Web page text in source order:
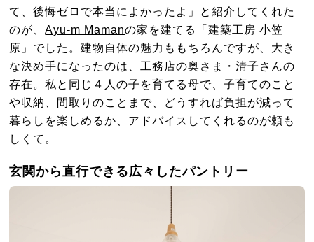
て、後悔ゼロで本当によかったよ」と紹介してくれた
のが、Ayu-m Mamanの家を建てる「建築工房 小笠
原」でした。建物自体の魅力ももちろんですが、大き
な決め手になったのは、工務店の奥さま・清子さんの
存在。私と同じ４人の子を育てる母で、子育てのこと
や収納、間取りのことまで、どうすれば負担が減って
暮らしを楽しめるか、アドバイスしてくれるのが頼も
しくて。
玄関から直行できる広々したパントリー